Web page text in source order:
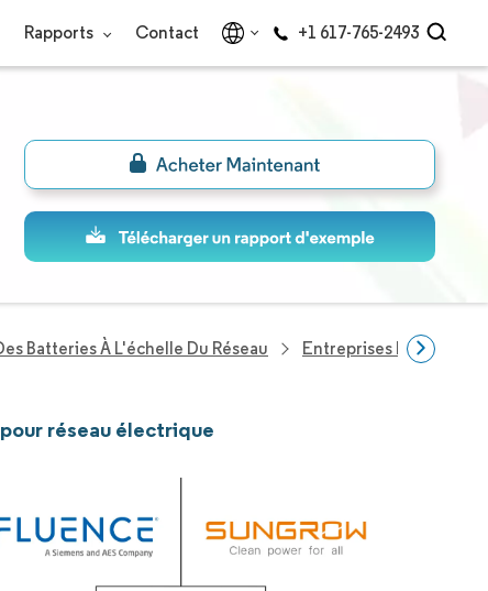
Rapports Contact +1 617-765-2493
Batteries À L'échelle Du Réseau Entreprises Du
réseau électrique